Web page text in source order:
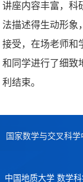
讲座内容丰富，科
法描述得生动形象
接受，在场老师和
和同学进行了细致
利结束。
国家数学与交叉科学
中国地质大学 数学